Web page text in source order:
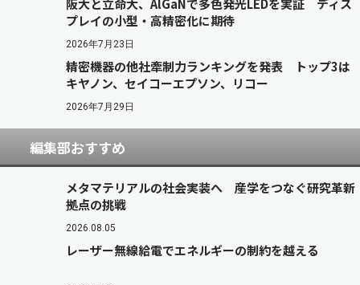
阪大と立命大、AlGaNで多色発光LEDを実証 ディス
プレイの小型・高精密化に期待
2026年7月23日
精密機器の他社牽制力ランキングを発表 トップ3は
キヤノン、セイコーエプソン、リコー
2026年7月29日
編集部おすすめ
メタマテリアルの社会実装へ 産学をつなぐ研究革新
拠点の挑戦
2026.08.05
レーザー無線給電でエネルギーの制約を越える